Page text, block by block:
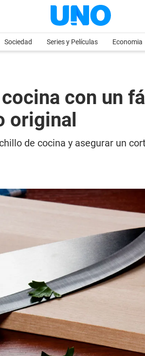
Sociedad Series y Películas Economia
con un
original
de cocina y asegurar un